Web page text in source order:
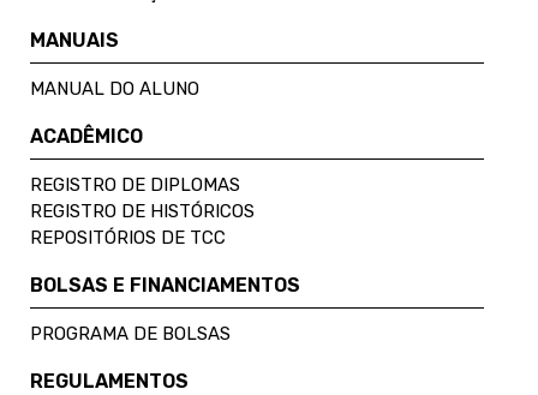
MANUAIS
MANUAL DO ALUNO
ACADÊMICO
REGISTRO DE DIPLOMAS
REGISTRO DE HISTÓRICOS
REPOSITÓRIOS DE TCC
BOLSAS E FINANCIAMENTOS
PROGRAMA DE BOLSAS
REGULAMENTOS